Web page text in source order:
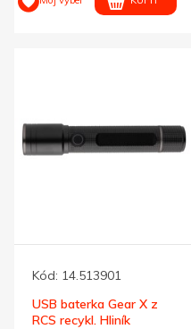
Kód: 14.513901
USB baterka Gear X z
RCS recykl. Hliník